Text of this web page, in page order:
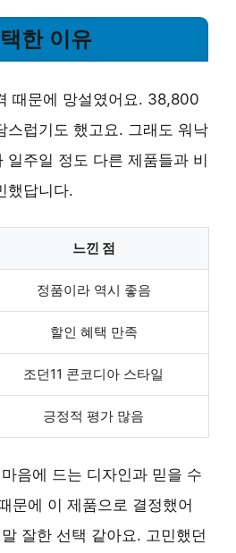
한 이유
때문에 망설였어요. 38,800
스럽기도 했고요. 그래도 워낙
일주일 정도 다른 제품들과 비
했답니다.
느낀 점
정품이라 역시 좋음
할인 혜택 만족
조던11 콘코디아 스타일
긍정적 평가 많음
음에 드는 디자인과 믿을 수
문에 이 제품으로 결정했어
잘한 선택 같아요. 고민했던